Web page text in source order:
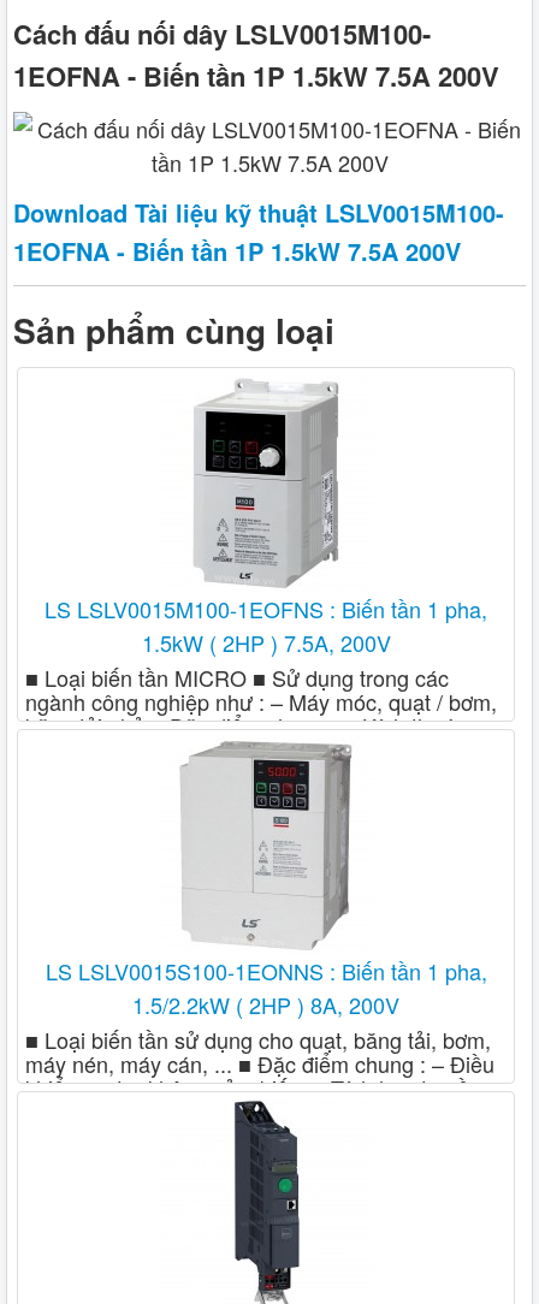
Cách đấu nối dây LSLV0015M100-
1EOFNA - Biến tần 1P 1.5kW 7.5A 200V
Download Tài liệu kỹ thuật LSLV0015M100-
1EOFNA - Biến tần 1P 1.5kW 7.5A 200V
Sản phẩm cùng loại
LS LSLV0015M100-1EOFNS : Biến tần 1 pha,
1.5kW ( 2HP ) 7.5A, 200V
■ Loại biến tần MICRO ■ Sử dụng trong các
ngành công nghiệp như : – Máy móc, quạt / bơm,
băng tải nhỏ ■ Đặc điểm chung : – Kích thước
nhỏ gọn, lắp đặt trên thanh Din Rail – Tích hợp
Truyền thông RS485, Digital và Analog, 1 hoặc 2
relay – Kết nối PC, màn hình (HAND/OFF/AUTO),
USB Port – Điều khiển từ xa, Kết nỗi dàng với
thiết bị ngoại vi – Dễ dàng cài đặt và thao tác,
thay thế, sửa chữa, bảo trì ■ Thương hiệu LSis (
Xuất xứ Hàn Quốc )
LS LSLV0015S100-1EONNS : Biến tần 1 pha,
1.5/2.2kW ( 2HP ) 8A, 200V
■ Loại biến tần sử dụng cho quạt, băng tải, bơm,
máy nén, máy cán, ... ■ Đặc điểm chung : – Điều
khiển vector không cảm biến, – Tích hợp truyền
thông RS485, LS bus / Modbus RTU – Tích hợp
bàn phím, điện trở thắng, control terminal I/O
5mm pitch – Dễ dàng cài đặt và thao tác, thay
thế, sửa chữa, bảo trì ■ Thương hiệu LSis ( Xuất